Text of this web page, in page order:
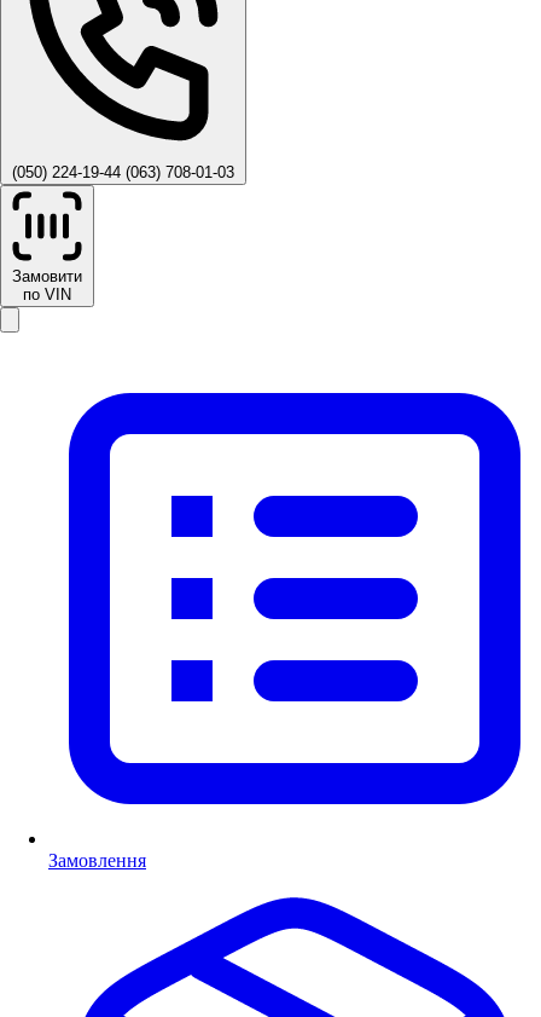
(050) 224-19-44 (063) 708-01-03
Замовити
по VIN
Замовлення